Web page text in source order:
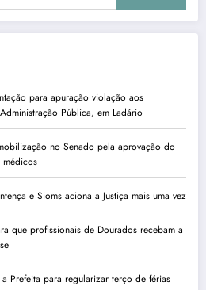
para apuração violação aos
Pública, em Ladário
no Senado pela aprovação do
e Sioms aciona a Justiça mais uma vez
que profissionais de Dourados recebam a
Prefeita para regularizar terço de férias